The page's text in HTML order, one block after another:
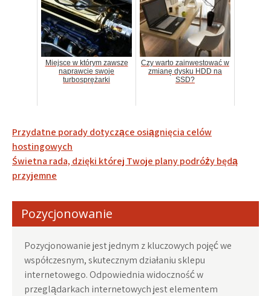
Miejsce w którym zawsze
naprawcie swoje
turbosprężarki
Czy warto zainwestować w
zmianę dysku HDD na
SSD?
Nawigacja
wpisu
Przydatne porady dotyczące osiągnięcia celów
hostingowych
Świetna rada, dzięki której Twoje plany podróży będą
przyjemne
Pozycjonowanie
Pozycjonowanie jest jednym z kluczowych pojęć we
współczesnym, skutecznym działaniu sklepu
internetowego. Odpowiednia widoczność w
przeglądarkach internetowych jest elementem